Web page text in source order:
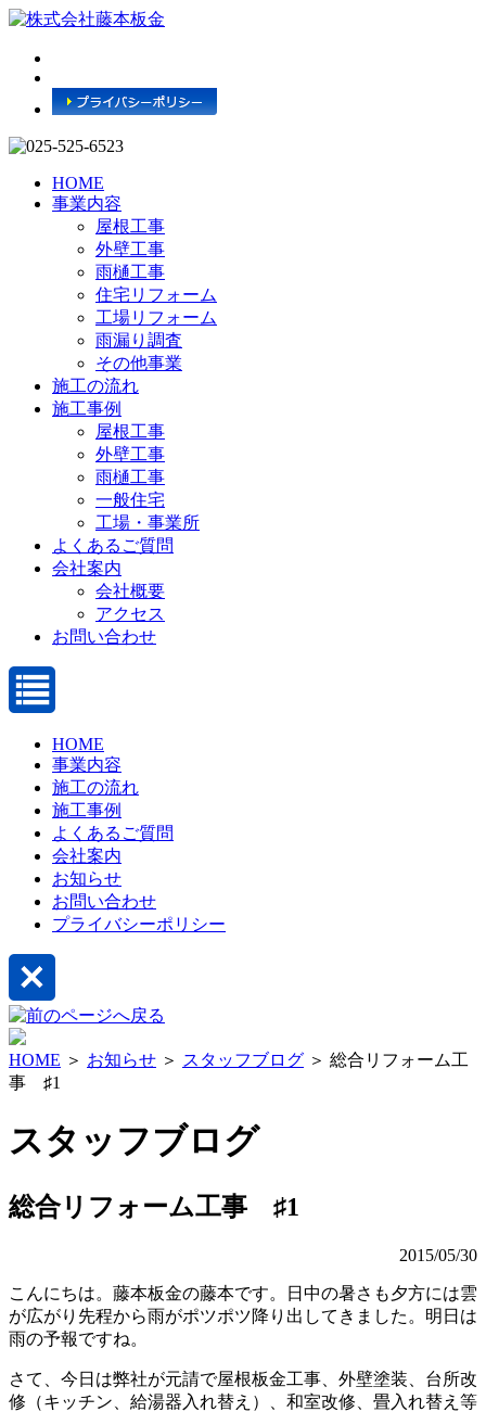
HOME
事業内容
屋根工事
外壁工事
雨樋工事
住宅リフォーム
工場リフォーム
雨漏り調査
その他事業
施工の流れ
施工事例
屋根工事
外壁工事
雨樋工事
一般住宅
工場・事業所
よくあるご質問
会社案内
会社概要
アクセス
お問い合わせ
HOME
事業内容
施工の流れ
施工事例
よくあるご質問
会社案内
お知らせ
お問い合わせ
プライバシーポリシー
HOME ＞ お知らせ ＞ スタッフブログ ＞ 総合リフォーム工
事 ♯1
スタッフブログ
総合リフォーム工事 ♯1
2015/05/30
こんにちは。藤本板金の藤本です。日中の暑さも夕方には雲
が広がり先程から雨がポツポツ降り出してきました。明日は
雨の予報ですね。
さて、今日は弊社が元請で屋根板金工事、外壁塗装、台所改
修（キッチン、給湯器入れ替え）、和室改修、畳入れ替え等